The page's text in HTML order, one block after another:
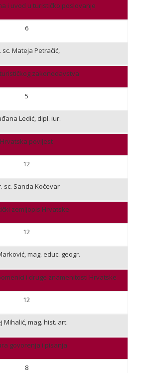
i uvod u turističko poslovanje
6
sc. Mateja Petračić,
zakonodavstva
5
Ledić, dipl. iur.
Hrvatska povijest
12
sc. Sanda Kočevar
zemljopis Hrvatske
12
mag. educ. geogr.
i druge znamenitosti Hrvatske
12
Mihalić, mag. hist. art.
govorenja i pisanja
8